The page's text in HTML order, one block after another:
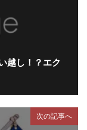
越し！？エク
次の記事へ